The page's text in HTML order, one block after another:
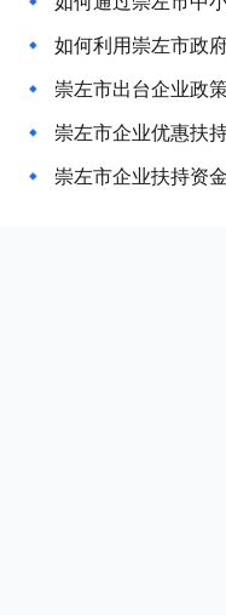
如何利用崇左市政
崇左市出台企业政
崇左市企业优惠扶
崇左市企业扶持资